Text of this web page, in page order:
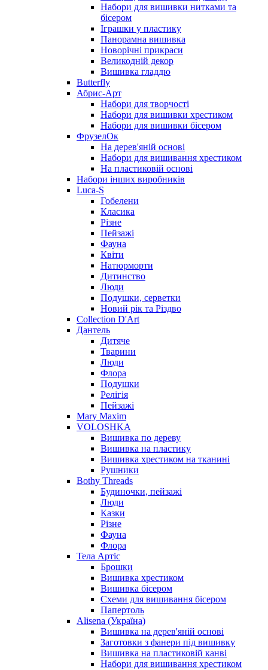
Набори для вишивки нитками та
бісером
Іграшки у пластику
Панорамна вишивка
Новорічні прикраси
Великодній декор
Вишивка гладдю
Butterfly
Абрис-Арт
Набори для творчості
Набори для вишивки хрестиком
Набори для вишивки бісером
ФрузелОк
На дерев'яній основі
Набори для вишивання хрестиком
На пластиковій основі
Набори інших виробників
Luca-S
Гобелени
Класика
Різне
Пейзажі
Фауна
Квіти
Натюрморти
Дитинство
Люди
Подушки, серветки
Новий рік та Різдво
Collection D'Art
Дантель
Дитяче
Тварини
Люди
Флора
Подушки
Релігія
Пейзажі
Mary Maxim
VOLOSHKA
Вишивка по дереву
Вишивка на пластику
Вишивка хрестиком на тканині
Рушники
Bothy Threads
Будиночки, пейзажі
Люди
Казки
Різне
Фауна
Флора
Тела Артіс
Брошки
Вишивка хрестиком
Вишивка бісером
Схеми для вишивання бісером
Папертоль
Alisena (Україна)
Вишивка на дерев'яній основі
Заготовки з фанери під вишивку
Вишивка на пластиковій канві
Набори для вишивання хрестиком